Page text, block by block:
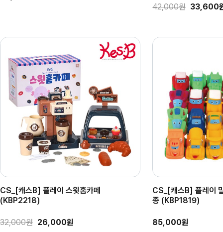
42,000원 33,600
CS_[캐스B] 플레이 스윗홈카페
(KBP2218)
32,000원 26,000원
CS_[캐스B] 플레이
종 (KBP1819)
85,000원